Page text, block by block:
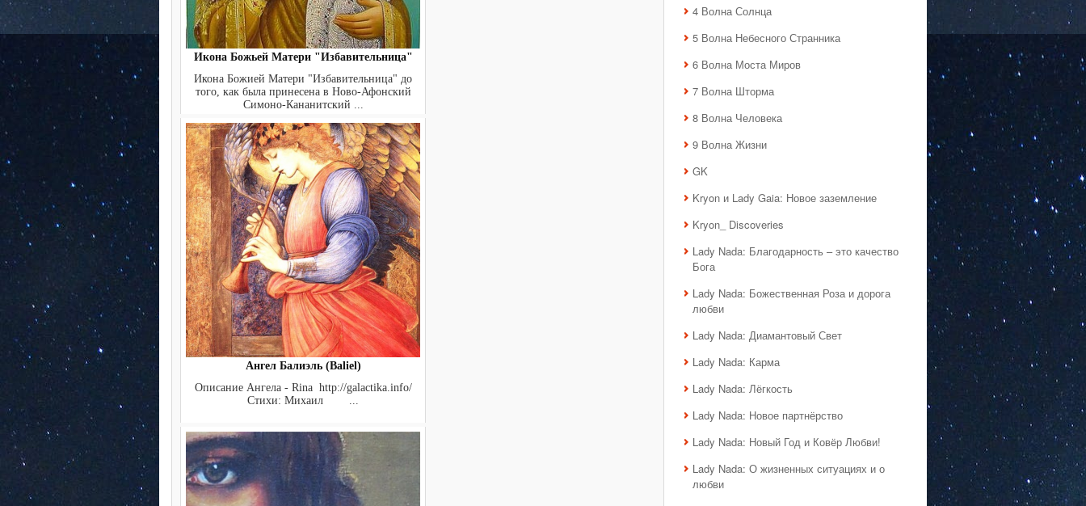
Икона Божьей Матери "Избавительница"
Икона Божией Матери "Избавительница" до
того, как была принесена в Ново-Афонский
Симоно-Кананитский ...
Ангел Балиэль (Baliel)
Описание Ангела - Rina http://galactika.info/
Стихи: Михаил ...
4 Волна Солнца
5 Волна Небесного Странника
6 Волна Моста Миров
7 Волна Шторма
8 Волна Человека
9 Волна Жизни
GK
Kryon и Lady Gaia: Новое заземление
Kryon_ Discoveries
Lady Nada: Благодарность – это качество
Бога
Lady Nada: Божественная Роза и дорога
любви
Lady Nada: Диамантовый Свет
Lady Nada: Карма
Lady Nada: Лёгкость
Lady Nada: Новое партнёрство
Lady Nada: Новый Год и Ковёр Любви!
Lady Nada: О жизненных ситуациях и о
любви